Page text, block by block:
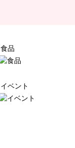
食品
イベント